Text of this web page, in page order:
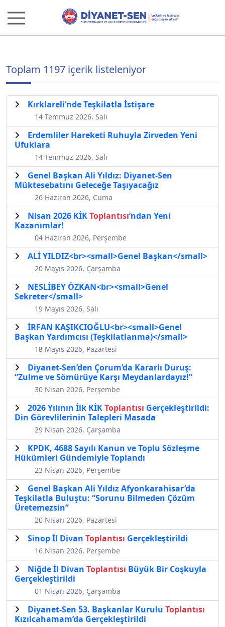
Toplam 1197 içerik listeleniyor
Kırklareli’nde Teşkilatla İstişare
14 Temmuz 2026, Salı
Erdemliler Hareketi Ruhuyla Zirveden Yeni
Ufuklara
14 Temmuz 2026, Salı
Genel Başkan Ali Yıldız: Diyanet-Sen
Müktesebatını Geleceğe Taşıyacağız
26 Haziran 2026, Cuma
Nisan 2026 KİKToplantısı’ndan Yeni
Kazanımlar!
04 Haziran 2026, Perşembe
ALİ YILDIZ<br><small>Genel Başkan</small>
20 Mayıs 2026, Çarşamba
NESLİBEY ÖZKAN<br><small>Genel
Sekreter</small>
19 Mayıs 2026, Salı
İRFAN KAŞIKCIOĞLU<br><small>Genel
Başkan Yardımcısı (Teşkilatlanma)</small>
18 Mayıs 2026, Pazartesi
Diyanet-Sen’den Çorum’da Kararlı Duruş:
“Zulme ve Sömürüye Karşı Meydanlardayız!”
30 Nisan 2026, Perşembe
2026 Yılının İlk KİKToplantısı Gerçekleştirildi:
Din Görevlilerinin Talepleri Masada
29 Nisan 2026, Çarşamba
KPDK, 4688 Sayılı Kanun ve Toplu Sözleşme
Hükümleri Gündemiyle Toplandı
23 Nisan 2026, Perşembe
Genel Başkan Ali Yıldız Afyonkarahisar’da
Teşkilatla Buluştu: “Sorunu Bilmeden Çözüm
Üretemezsin”
20 Nisan 2026, Pazartesi
Sinop İl Divan Toplantısı Gerçekleştirildi
16 Nisan 2026, Perşembe
Niğde İl Divan Toplantısı Büyük Bir Coşkuyla
Gerçekleştirildi
01 Nisan 2026, Çarşamba
Diyanet-Sen 53. Başkanlar Kurulu Toplantısı
Kızılcahamam’da Gerçekleştirildi